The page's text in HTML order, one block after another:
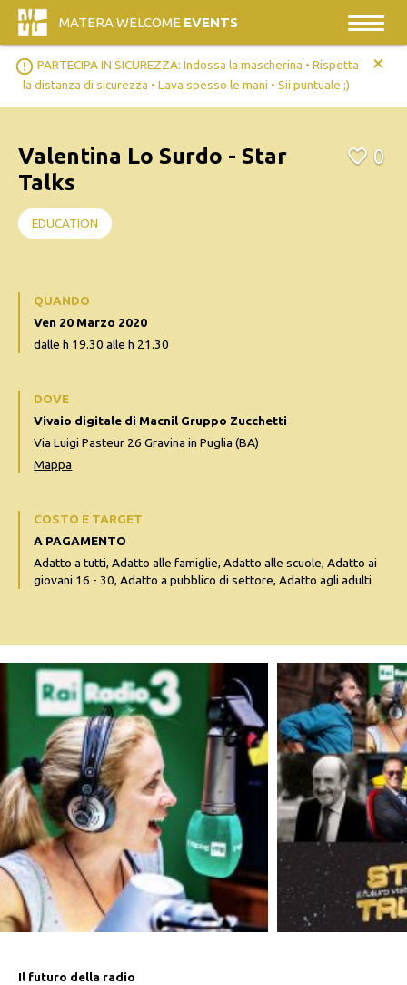
MATERA WELCOME EVENTS
error_outline PARTECIPA IN SICUREZZA: Indossa la mascherina • Rispetta
la distanza di sicurezza • Lava spesso le mani • Sii puntuale ;)
+
Il futuro della radio
Valentina Lo Surdo - Star
Talks
0
EDUCATION
QUANDO
Ven 20 Marzo 2020
dalle h 19.30 alle h 21.30
DOVE
Vivaio digitale di Macnil Gruppo Zucchetti
Via Luigi Pasteur 26 Gravina in Puglia (BA)
Mappa
COSTO E TARGET
A PAGAMENTO
Adatto a tutti, Adatto alle famiglie, Adatto alle scuole, Adatto ai
giovani 16 - 30, Adatto a pubblico di settore, Adatto agli adulti